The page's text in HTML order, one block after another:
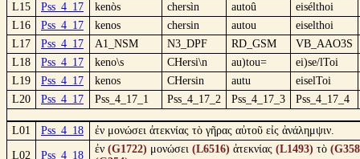
L15
Pss_4_17 kenòs chersìn autoû
eisélthoi
L16
Pss_4_17 kenos chersin autou
eiselthoi
L17
Pss_4_17 A1_NSM N3_DPF RD_GSM
VB_AAO3S
L18
Pss_4_17 keno\s CHersi\n au)tou=
ei)se/lToi
L19
Pss_4_17 kenos CHersin autu
eiselToi
L20
Pss_4_17 Pss_4_17_1 Pss_4_17_2 Pss_4_17_3 Pss_4_17_4
L01 Pss_4_18 ἐν μονώσει ἀτεκνίας τὸ γῆρας αὐτοῦ εἰς ἀνάλημψιν.
L02 Pss_4_18
ἐν (G1722) μονώσει (L6516) ἀτεκνίας (L1493) τὸ